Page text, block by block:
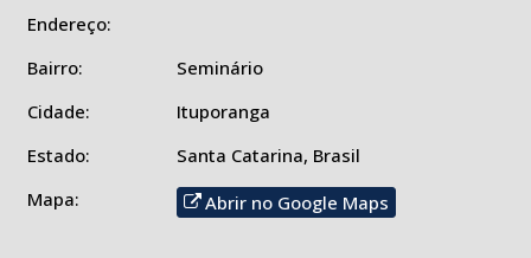
Endereço:
Bairro:
Seminário
Cidade:
Ituporanga
Estado:
Santa Catarina, Brasil
Mapa:
Abrir no Google Maps